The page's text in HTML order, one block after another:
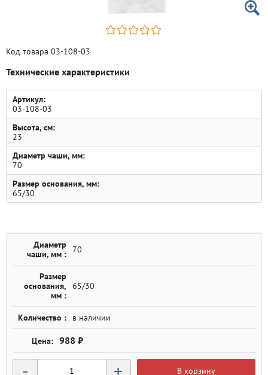
Код товара 03-108-03
Технические характеристики
Артикул:
03-108-03
Высота, см:
23
Диаметр чаши, мм:
70
Размер основания, мм:
65/30
Диаметр
чаши, мм : 70
Размер
основания,
мм :
65/30
Количество : в наличии
988 ₽
В корзину